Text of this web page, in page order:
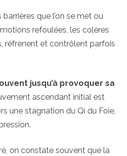
que l’on se met ou
refoulées, les colères
réfrènent et contrôlent parfois
jusqu’à provoquer sa
ascendant initial est
une stagnation du Qi du Foie,
on constate souvent que la